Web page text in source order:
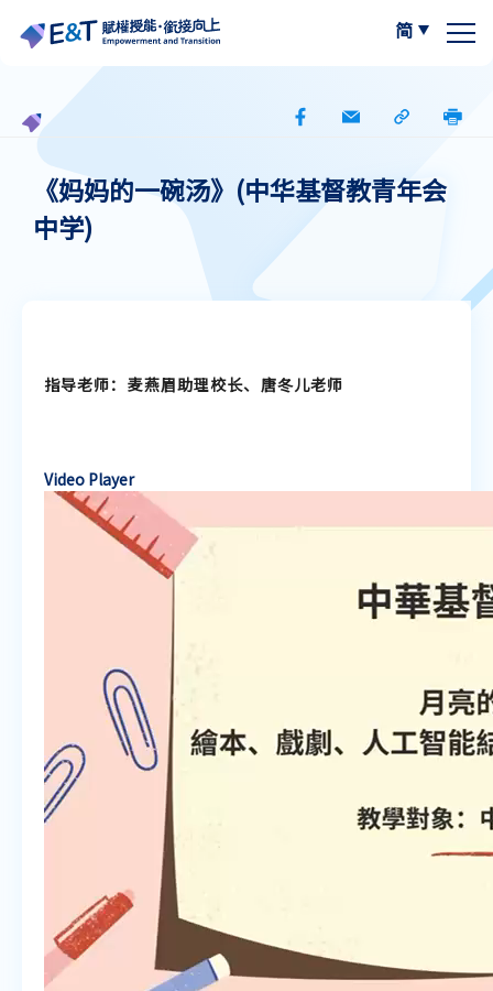
计划内容
计划成员
最新动态
关于比赛
2024-25
作品集
资源区
阅读教学资源
聆听教学资源
说话教学资源
A A A
简
《妈妈的一碗汤》(中华基督教青年会
中学)
指导老师：麦燕眉助理校长、唐冬儿老师
Video Player